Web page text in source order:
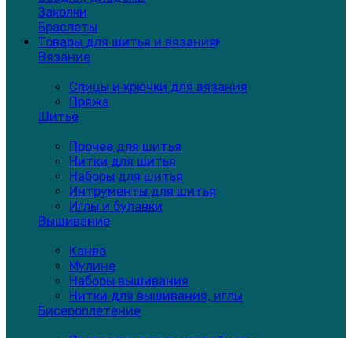
Заколки
Браслеты
Товары для шитья и вязания
Вязание
Спицы и крючки для вязания
Пряжа
Шитье
Прочее для шитья
Нитки для шитья
Наборы для шитья
Интрументы для шитья
Иглы и булавки
Вышивание
Канва
Мулине
Наборы вышивания
Нитки для вышивания, иглы
Бисероплетение